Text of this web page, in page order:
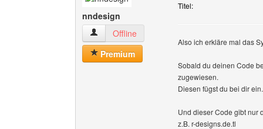
nndesign
nndesign Benutzer-Profile anzeigen
Offline
Premium
Titel:
Also ich erkläre mal das
Sobald du deinen Code
zugewiesen.
Diesen fügst du bei dir ein.
Und dieser Code gibt nur
z.B. r-designs.de.tl